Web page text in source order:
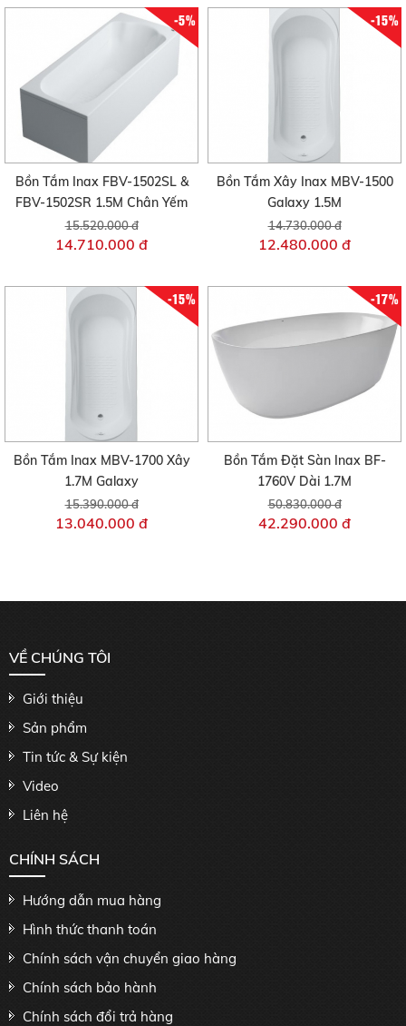
-5%
Bồn Tắm Inax FBV-1502SL &
FBV-1502SR 1.5M Chân Yếm
15.520.000 đ
14.710.000 đ
-15%
Bồn Tắm Xây Inax MBV-1500
Galaxy 1.5M
14.730.000 đ
12.480.000 đ
-15%
Bồn Tắm Inax MBV-1700 Xây
1.7M Galaxy
15.390.000 đ
13.040.000 đ
-17%
Bồn Tắm Đặt Sàn Inax BF-
1760V Dài 1.7M
50.830.000 đ
42.290.000 đ
VỀ CHÚNG TÔI
Giới thiệu
Sản phẩm
Tin tức & Sự kiện
Video
Liên hệ
CHÍNH SÁCH
Hướng dẫn mua hàng
Hình thức thanh toán
Chính sách vận chuyển giao hàng
Chính sách bảo hành
Chính sách đổi trả hàng